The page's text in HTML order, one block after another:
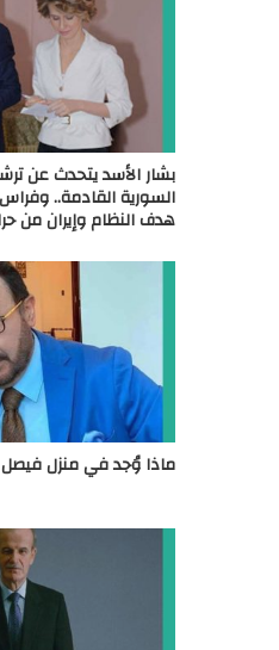
بشار الأسد يتحدث عن
السورية القادمة..
هدف النظام وإيران من
ماذا وُجد في منزل فيصل